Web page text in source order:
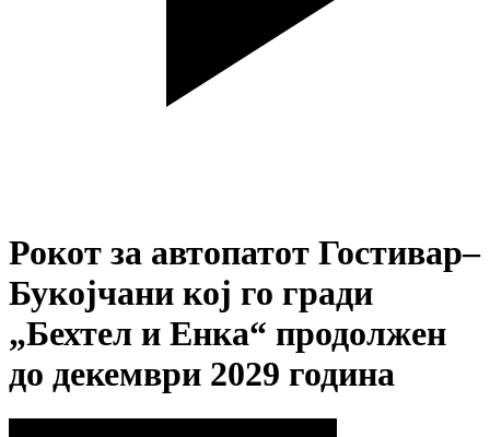
Рокот за автопатот Гостивар–
Букојчани кој го гради
„Бехтел и Енка“ продолжен
до декември 2029 година